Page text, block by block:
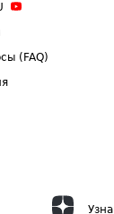
(FAQ)